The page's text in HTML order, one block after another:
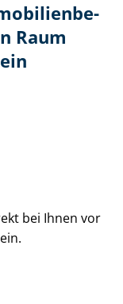
Raum
bei Ihnen vor